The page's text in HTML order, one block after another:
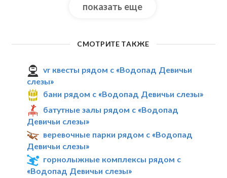
показать еще
СМОТРИТЕ ТАКЖЕ
vr квесты рядом с «Водопад Девичьи
слезы»
бани рядом с «Водопад Девичьи слезы»
батутные залы рядом с «Водопад
Девичьи слезы»
веревочные парки рядом с «Водопад
Девичьи слезы»
горнолыжные комплексы рядом с
«Водопад Девичьи слезы»